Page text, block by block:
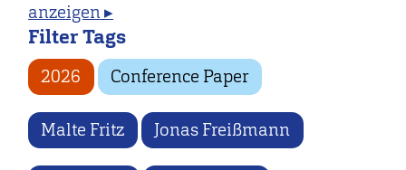
anzeigen ▸
Filter Tags
2026 Conference Paper
Malte Fritz Jonas Freißmann